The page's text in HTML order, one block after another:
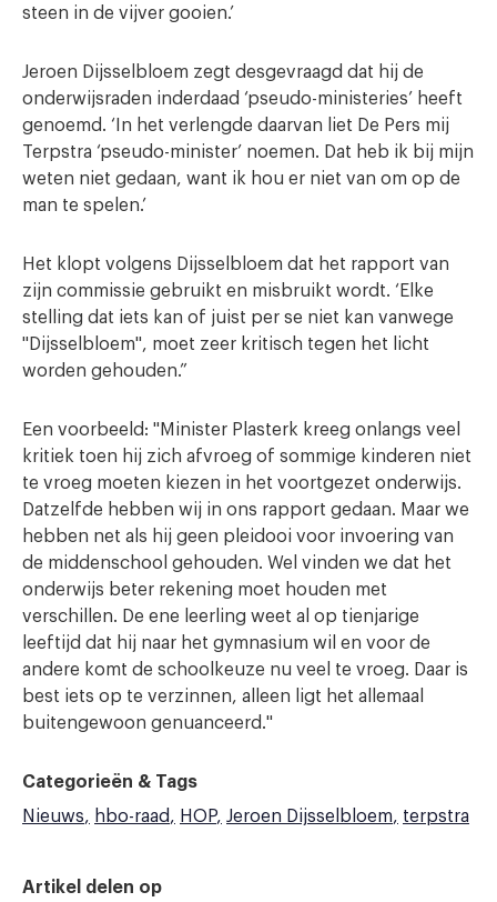
steen in de vijver gooien.’
Jeroen Dijsselbloem zegt desgevraagd dat hij de
onderwijsraden inderdaad ‘pseudo-ministeries’ heeft
genoemd. ‘In het verlengde daarvan liet De Pers mij
Terpstra ‘pseudo-minister’ noemen. Dat heb ik bij mijn
weten niet gedaan, want ik hou er niet van om op de
man te spelen.’
Het klopt volgens Dijsselbloem dat het rapport van
zijn commissie gebruikt en misbruikt wordt. ‘Elke
stelling dat iets kan of juist per se niet kan vanwege
"Dijsselbloem", moet zeer kritisch tegen het licht
worden gehouden.”
Een voorbeeld: "Minister Plasterk kreeg onlangs veel
kritiek toen hij zich afvroeg of sommige kinderen niet
te vroeg moeten kiezen in het voortgezet onderwijs.
Datzelfde hebben wij in ons rapport gedaan. Maar we
hebben net als hij geen pleidooi voor invoering van
de middenschool gehouden. Wel vinden we dat het
onderwijs beter rekening moet houden met
verschillen. De ene leerling weet al op tienjarige
leeftijd dat hij naar het gymnasium wil en voor de
andere komt de schoolkeuze nu veel te vroeg. Daar is
best iets op te verzinnen, alleen ligt het allemaal
buitengewoon genuanceerd."
Categorieën & Tags
Nieuws
hbo-raad HOP Jeroen Dijsselbloem terpstra
Artikel delen op